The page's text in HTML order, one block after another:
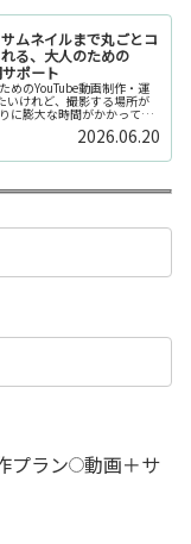
ムネイルまで丸ごとコ
る、大人のための
ポート
めのYouTube動画制作・運
いけれど、撮影する場所が
に膨大な時間がかかって長
けで何万円もかかってしま
2026.06.20
プラン 動画＋サ